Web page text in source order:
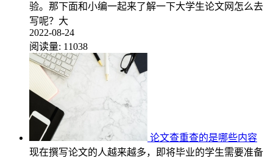
验。那下面和小编一起来了解一下大学生论文网怎么去
写呢？大
2022-08-24
阅读量: 11038
论文查重查的是哪些内容
现在撰写论文的人越来越多，即将毕业的学生需要准备